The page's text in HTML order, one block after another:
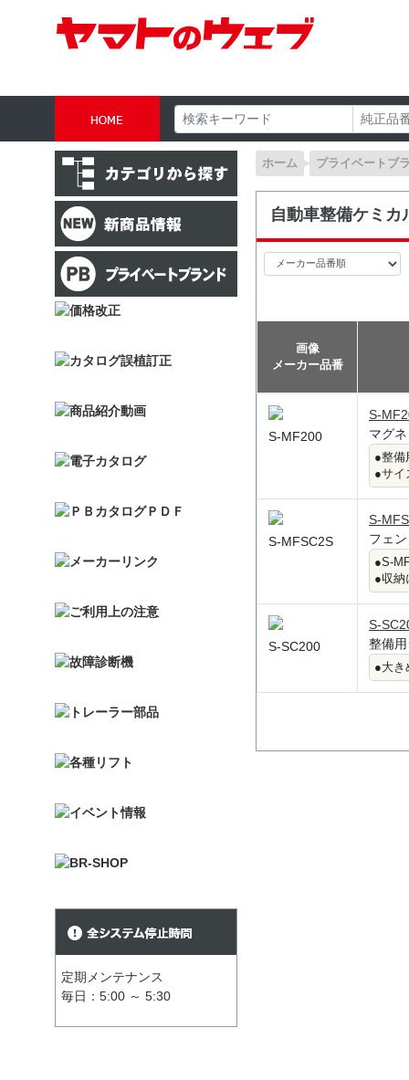
定期メンテナンス
毎日：5:00 ～ 5:30
ホーム プライベートブ
自動車整備ケミカ
画像
メーカー品番
S-MF200
S-
マグ
●整備
●サイ
S-MFSC2S
S-
フェ
●S-
●収納
S-SC200
S-
整備
●大き